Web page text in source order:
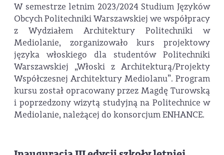
W semestrze letnim 2023/2024 Studium Języków
Obcych Politechniki Warszawskiej we współpracy
z Wydziałem Architektury Politechniki w
Mediolanie, zorganizowało kurs projektowy
języka włoskiego dla studentów Politechniki
Warszawskiej „Włoski z Architekturą/Projekty
Współczesnej Architektury Mediolanu”. Program
kursu został opracowany przez Magdę Turowską
i poprzedzony wizytą studyjną na Politechnice w
Mediolanie, należącej do konsorcjum ENHANCE.